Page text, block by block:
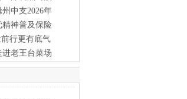
中支2026年
神普及保险
行更有底气
进老王台菜场